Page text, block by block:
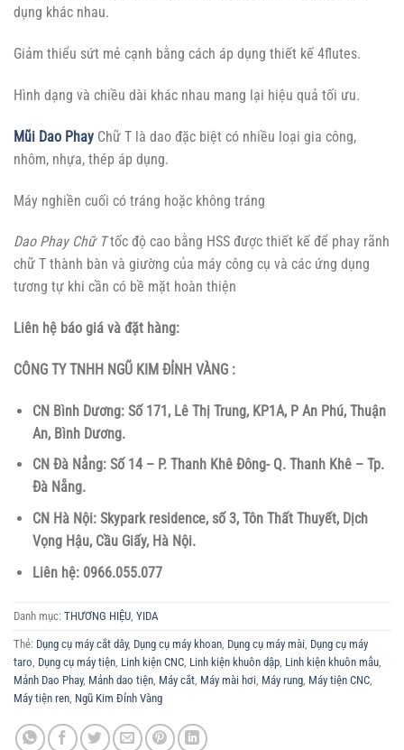
dụng khác nhau.
Giảm thiểu sứt mẻ cạnh bằng cách áp dụng thiết kế 4flutes.
Hình dạng và chiều dài khác nhau mang lại hiệu quả tối ưu.
Mũi Dao Phay Chữ T là dao đặc biệt có nhiều loại gia công,
nhôm, nhựa, thép áp dụng.
Máy nghiền cuối có tráng hoặc không tráng
Dao Phay Chữ Ttốc độ cao bằng HSS được thiết kế để phay rãnh
chữ T thành bàn và giường của máy công cụ và các ứng dụng
tương tự khi cần có bề mặt hoàn thiện
Liên hệ báo giá và đặt hàng:
CÔNG TY TNHH NGŨ KIM ĐỈNH VÀNG :
CN Bình Dương: Số 171, Lê Thị Trung, KP1A, P An Phú, Thuận
An, Bình Dương.
CN Đà Nẳng: Số 14 – P. Thanh Khê Đông- Q. Thanh Khê – Tp.
Đà Nẵng.
CN Hà Nội: Skypark residence, số 3, Tôn Thất Thuyết, Dịch
Vọng Hậu, Cầu Giấy, Hà Nội.
Liên hệ: 0966.055.077
Danh mục: THƯƠNG HIỆU, YIDA
Thẻ: Dụng cụ máy cắt dây, Dụng cụ máy khoan, Dụng cụ máy mài, Dụng cụ máy
taro, Dụng cụ máy tiện, Linh kiện CNC, Linh kiện khuôn dập, Linh kiện khuôn mẫu,
Mảnh Dao Phay, Mảnh dao tiện, Máy cắt, Máy mài hơi, Máy rung, Máy tiện CNC,
Máy tiện ren, Ngũ Kim Đỉnh Vàng